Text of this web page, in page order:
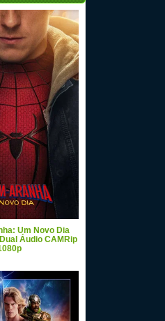
Um Novo Dia
Áudio CAMRip